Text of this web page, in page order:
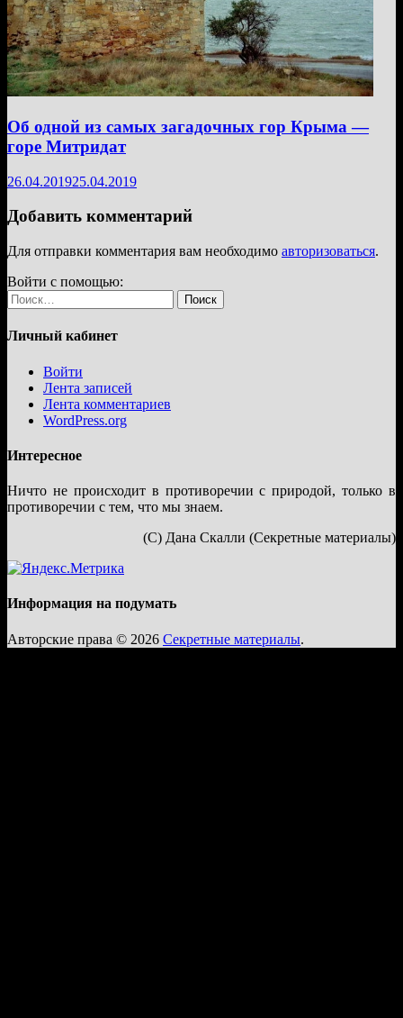
Об одной из самых загадочных гор Крыма —
горе Митридат
26.04.201925.04.2019
Добавить комментарий
Для отправки комментария вам необходимо авторизоваться.
Войти с помощью:
Найти:
Личный кабинет
Войти
Лента записей
Лента комментариев
WordPress.org
Интересное
Ничто не происходит в противоречии с природой, только в
противоречии с тем, что мы знаем.
(С) Дана Скалли (Секретные материалы)
Информация на подумать
Авторские права © 2026 Секретные материалы.